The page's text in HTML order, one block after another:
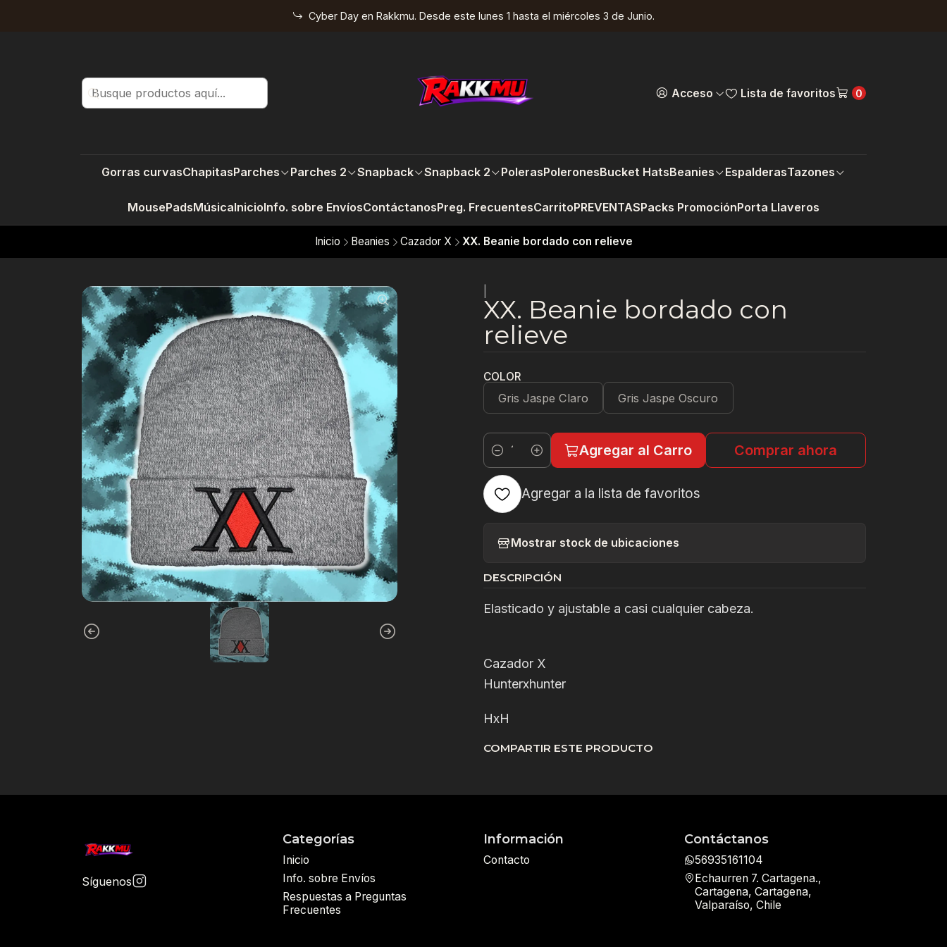
Acceso Lista de favoritos 0
Gorras curvasChapitasParches Parches 2 Snapback Snapback 2 PolerasPoleronesBucket HatsBeanies EspalderasTazones
MousePadsMúsicaInicioInfo. sobre EnvíosContáctanosPreg. FrecuentesCarritoPREVENTASPacks PromociónPorta Llaveros
Cyber Day en Rakkmu. Desde este lunes 1 hasta el miércoles 3 de Junio.
Inicio Beanies Cazador X XX. Beanie bordado con relieve
XX. Beanie bordado con
relieve
COLOR
Gris Jaspe Claro Gris Jaspe Oscuro
Cantidad
Agregar al Carro Comprar ahora
Agregar a la lista de favoritos
Mostrar stock de ubicaciones
DESCRIPCIÓN
Elasticado y ajustable a casi cualquier cabeza.
Cazador X
Hunterxhunter
HxH
COMPARTIR ESTE PRODUCTO
Síguenos
Categorías
Inicio
Info. sobre Envíos
Respuestas a Preguntas
Frecuentes
Información
Contacto
Contáctanos
56935161104
Echaurren 7. Cartagena.,
Cartagena, Cartagena,
Valparaíso, Chile